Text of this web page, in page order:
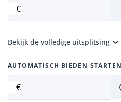
€
Bekijk de volledige uitsplitsing
AUTOMATISCH BIEDEN STARTEN
€